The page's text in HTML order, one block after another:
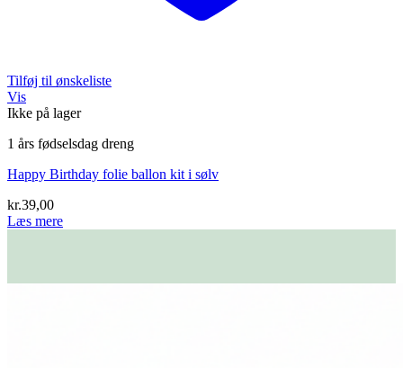
Tilføj til ønskeliste
Vis
Ikke på lager
1 års fødselsdag dreng
Happy Birthday folie ballon kit i sølv
kr.39,00
Læs mere